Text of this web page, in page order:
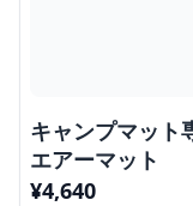
キャンプマット
エアーマット
¥4,640